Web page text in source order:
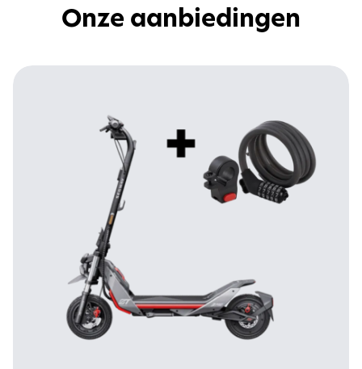
Onze aanbiedingen